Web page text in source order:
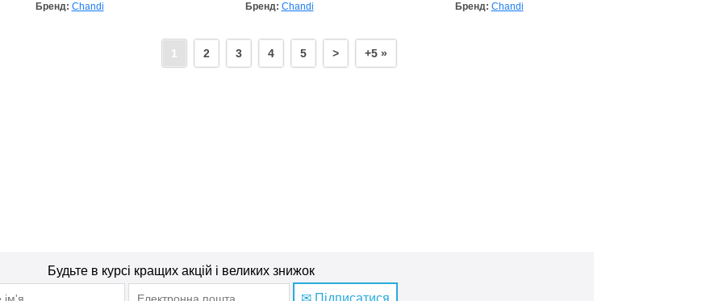
Бренд: Chandi Бренд: Chandi Бренд: Chandi
1 2 3 4 5 > +5 »
Будьте в курсі кращих акцій і великих знижок
✉ Підписатися